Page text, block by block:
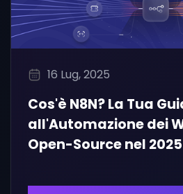
16 Lug, 2025
Cos'è N8N? La Tua
all'Automazione dei
Open-Source nel 2025